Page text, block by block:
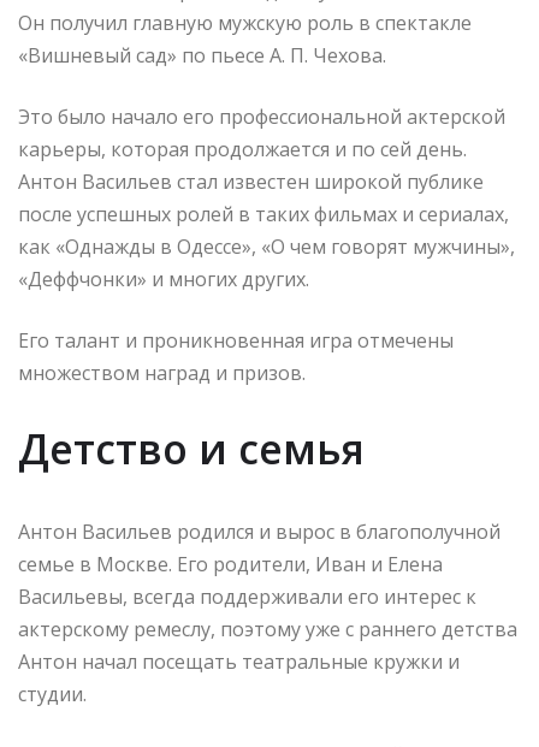
Он получил главную мужскую роль в спектакле
«Вишневый сад» по пьесе А. П. Чехова.
Это было начало его профессиональной актерской
карьеры, которая продолжается и по сей день.
Антон Васильев стал известен широкой публике
после успешных ролей в таких фильмах и сериалах,
как «Однажды в Одессе», «О чем говорят мужчины»,
«Деффчонки» и многих других.
Его талант и проникновенная игра отмечены
множеством наград и призов.
Детство и семья
Антон Васильев родился и вырос в благополучной
семье в Москве. Его родители, Иван и Елена
Васильевы, всегда поддерживали его интерес к
актерскому ремеслу, поэтому уже с раннего детства
Антон начал посещать театральные кружки и
студии.